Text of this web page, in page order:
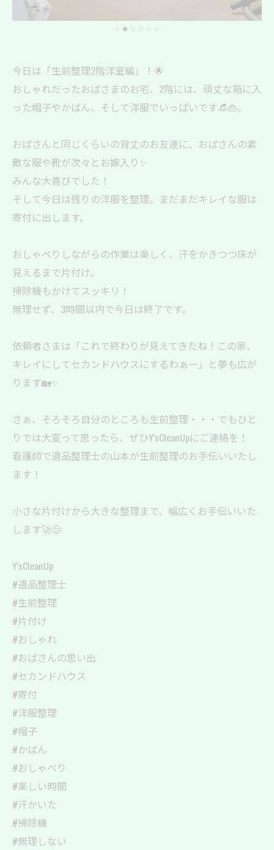
今日は「生前整理2階洋室編」！🌟
おしゃれだったおばさまのお宅、2階には、頑丈な箱に入
った帽子やかばん、そして洋服でいっぱいです👒👜。
おばさんと同じくらいの背丈のお友達に、おばさんの素
敵な服や靴が次々とお嫁入り✨
みんな大喜びでした！
そして今日は残りの洋服を整理。まだまだキレイな服は
寄付に出します。
おしゃべりしながらの作業は楽しく、汗をかきつつ床が
見えるまで片付け。
掃除機もかけてスッキリ！
無理せず、3時間以内で今日は終了です。
依頼者さまは「これで終わりが見えてきたね！この家、
キレイにしてセカンドハウスにするわぁー」と夢も広が
ります🏡✨
さぁ、そろそろ自分のところも生前整理・・・でもひと
りでは大変って思ったら、ぜひY'sCleanUpにご連絡を！
看護師で遺品整理士の山本が生前整理のお手伝いいたし
ます！
小さな片付けから大きな整理まで、幅広くお手伝いいた
します🚀😊
Y'sCleanUp
#遺品整理士
#生前整理
#片付け
#おしゃれ
#おばさんの思い出
#セカンドハウス
#寄付
#洋服整理
#帽子
#かばん
#おしゃべり
#楽しい時間
#汗かいた
#掃除機
#無理しない